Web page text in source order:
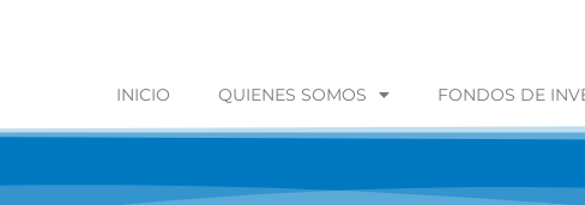
INICIO QUIENES SOMOS FONDOS DE